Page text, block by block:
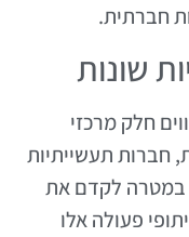
חברתית.
שונות
חלק מרכזי
חברות תעשייתיות
במטרה לקדם את
פעולה אלו